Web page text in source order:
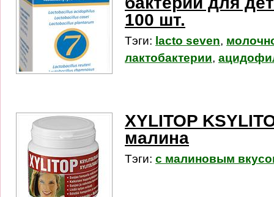
100 шт.
Тэги: lacto seven,
лактобактерии,
XYLITOP
малина
Тэги: с малиновым